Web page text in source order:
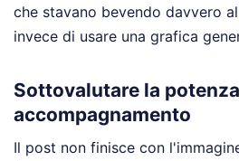
che stavano bevendo davvero
invece di usare una grafica
Sottovalutare la
accompagnamento
Il post non finisce con